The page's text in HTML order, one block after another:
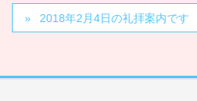
2018年2月4日の礼拝案内です